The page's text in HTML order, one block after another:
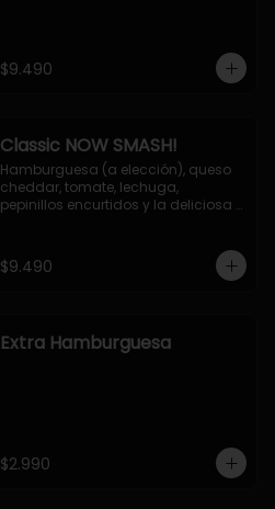
$9.490
Classic NOW SMASH!
Hamburguesa (a elección), queso
cheddar, tomate, lechuga,
pepinillos encurtidos y la deliciosa
$9.490
Extra Hamburguesa
$2.990